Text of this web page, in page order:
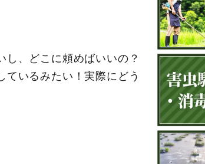
し、どこに頼めばいいの？
ているみたい！実際にどう